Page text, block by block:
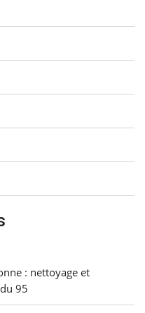
: nettoyage et
95